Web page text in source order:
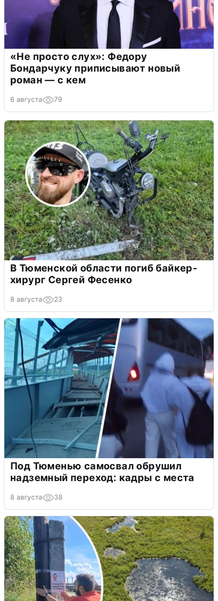
«Не просто слух»: Федору
Бондарчуку приписывают новый
роман — с кем
6 августа 79
В Тюменской области погиб байкер-
хирург Сергей Фесенко
8 августа 23
Под Тюменью самосвал обрушил
надземный переход: кадры с места
8 августа 38